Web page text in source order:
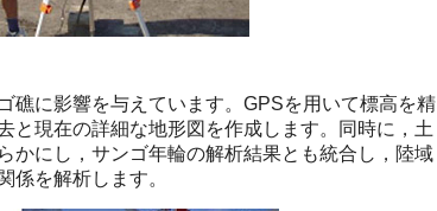
に影響を与えています。GPSを用いて標高を精
と現在の詳細な地形図を作成します。同時に，土
かにし，サンゴ年輪の解析結果とも統合し，陸域
係を解析します。